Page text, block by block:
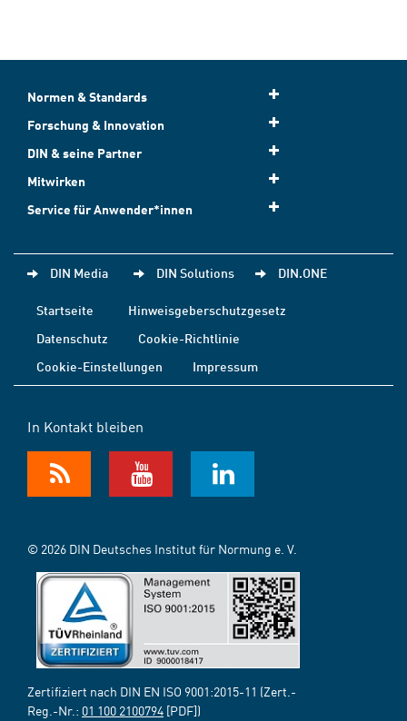
Normen & Standards
Forschung & Innovation
DIN & seine Partner
Mitwirken
Service für Anwender*innen
DIN Media DIN Solutions DIN.ONE
Startseite
Hinweisgeberschutzgesetz
Datenschutz
Cookie-Richtlinie
Cookie-Einstellungen
Impressum
In Kontakt bleiben
© 2026 DIN Deutsches Institut für Normung e. V.
Zertifiziert nach DIN EN ISO 9001:2015-11 (Zert.-
Reg.-Nr.: 01 100 2100794 [PDF])